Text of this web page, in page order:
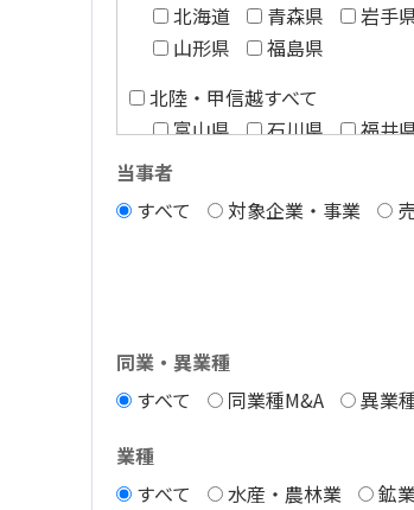
北海道
青森県 岩手
山形県
福島県
北陸・甲信越すべて
富山県
石川県 福井
長野県
関西すべて
徳島県
当事者
すべて
対象企業・事業
同業・異業種
すべて
同業種M&A 異業
業種
すべて
水産・農林業 鉱